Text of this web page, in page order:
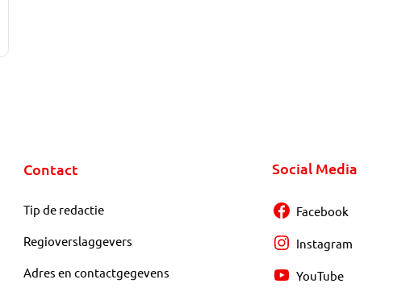
Contact
Tip de redactie
Regioverslaggevers
Adres en contactgegevens
Social Media
Facebook
Instagram
YouTube